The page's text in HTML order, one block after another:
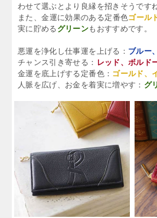
わせて選ぶとより良縁を招きそうですね
また、金運に効果のある定番色ゴール
実に貯める グリーンもおすすめです。
悪運を浄化し仕事運を上げる： ブルー
チャンス引き寄せる： レッド、ボルド
金運を底上げする定番色： ゴールド、
人脈を広げ、お金を着実に増やす： グ